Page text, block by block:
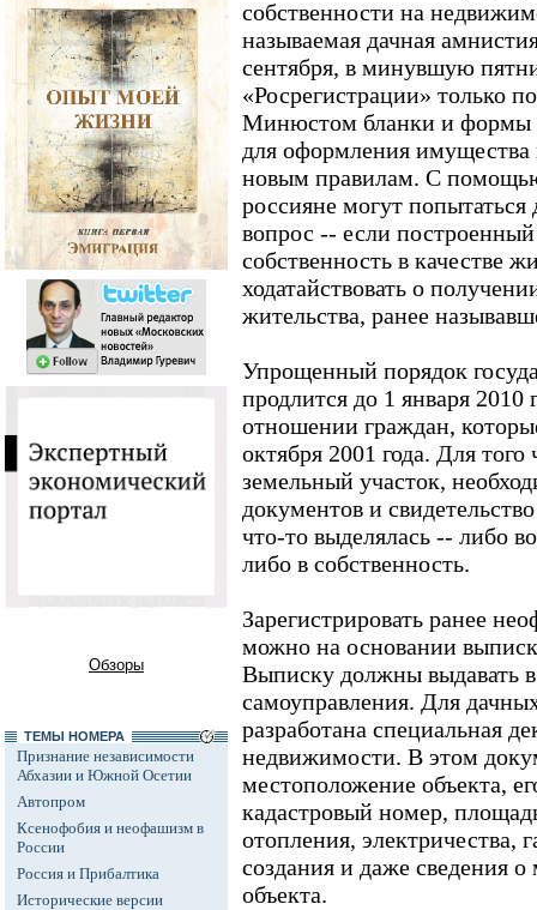
Обзоры
ТЕМЫ НОМЕРА
Признание независимости
Абхазии и Южной Осетии
Автопром
Ксенофобия и неофашизм в
России
Россия и Прибалтика
Исторические версии
собственности на
называемая дачная
сентября, в минувшую
«Росрегистрации» только
Минюстом бланки и формы
для оформления имущества
новым правилам. С
россияне могут
вопрос -- если
собственность в качестве
ходатайствовать о
жительства, ранее
Упрощенный порядок
продлится до 1 января 2010
отношении граждан,
октября 2001 года. Для того
земельный участок,
документов и
что-то выделялась -- либо
либо в собственность.
Зарегистрировать ранее
можно на основании
Выписку должны выдавать
самоуправления. Для
разработана специальная
недвижимости. В этом
местоположение объекта,
кадастровый номер,
отопления, электричества,
создания и даже сведения
объекта.